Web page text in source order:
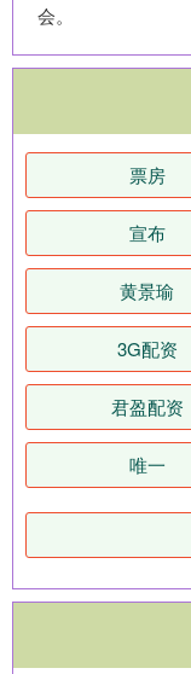
会。
票房
宣布
黄景瑜
3G配资
君盈配资
唯一